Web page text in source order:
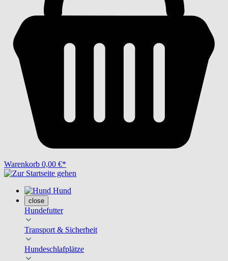
Warenkorb 0,00 €*
Hund
close
Hundefutter
Transport & Sicherheit
Hundeschlafplätze